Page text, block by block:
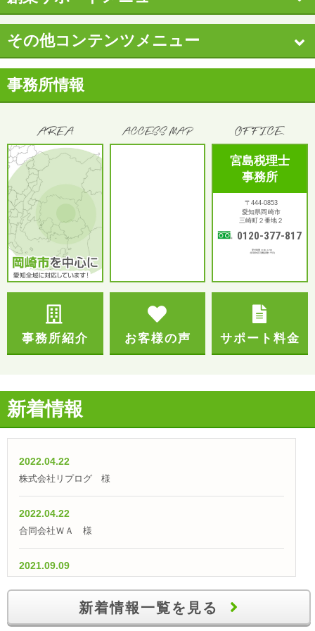
その他コンテンツメニュー
事務所情報
事務所紹介 お客様の声
宮島税理士
事務所
〒444-0853
愛知県岡崎市
三崎町２番地２
0120-377-817
受付時間：9:00～17:00
土日祝対応可(電話受付 平日)
サポート料金
新着情報
2022.04.22
株式会社リプログ 様
2022.04.22
合同会社ＷＡ 様
2021.09.09
新着情報一覧を見る